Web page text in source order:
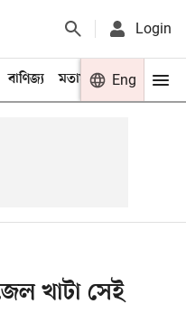
Login
বাণিজ্য মতামত খেলা
Eng
খাটা সেই